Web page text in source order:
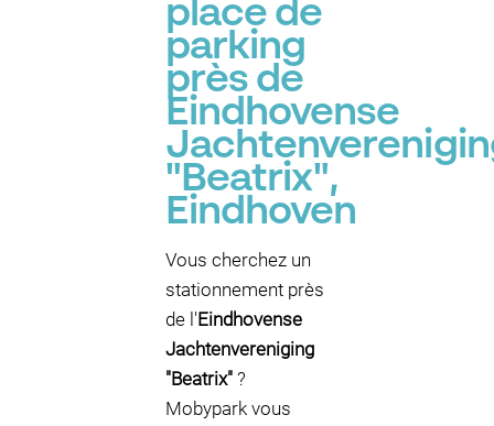
place de
parking
près de
Eindhovense
"Beatrix",
Eindhoven
Vous cherchez un
stationnement près
de l'Eindhovense
Jachtenvereniging
"Beatrix" ?
Mobypark vous